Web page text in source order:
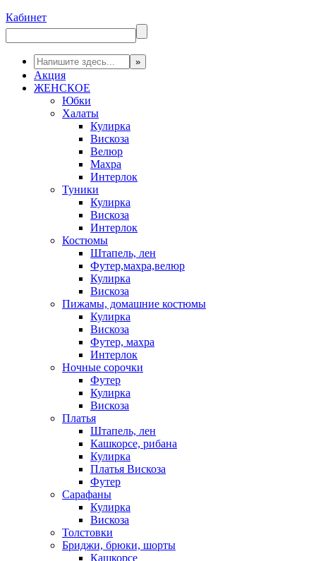
Кабинет
Акция
ЖЕНСКОЕ
Юбки
Халаты
Кулирка
Вискоза
Велюр
Махра
Интерлок
Туники
Кулирка
Вискоза
Интерлок
Костюмы
Штапель, лен
Футер,махра,велюр
Кулирка
Вискоза
Пижамы, домашние костюмы
Кулирка
Вискоза
Футер, махра
Интерлок
Ночные сорочки
Футер
Кулирка
Вискоза
Платья
Штапель, лен
Кашкорсе, рибана
Кулирка
Платья Вискоза
Футер
Сарафаны
Кулирка
Вискоза
Толстовки
Бриджи, брюки, шорты
Кашкорсе